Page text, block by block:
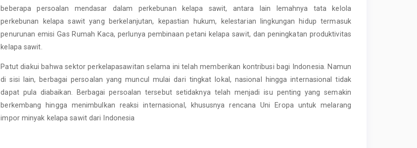
beberapa persoalan mendasar dalam perkebunan kelapa sawit, antara lain lemahnya tata kelola
perkebunan kelapa sawit yang berkelanjutan, kepastian hukum, kelestarian lingkungan hidup termasuk
penurunan emisi Gas Rumah Kaca, perlunya pembinaan petani kelapa sawit, dan peningkatan produktivitas
kelapa sawit.
Patut diakui bahwa sektor perkelapasawitan selama ini telah memberikan kontribusi bagi Indonesia. Namun
di sisi lain, berbagai persoalan yang muncul mulai dari tingkat lokal, nasional hingga internasional tidak
dapat pula diabaikan. Berbagai persoalan tersebut setidaknya telah menjadi isu penting yang semakin
berkembang hingga menimbulkan reaksi internasional, khususnya rencana Uni Eropa untuk melarang
impor minyak kelapa sawit dari Indonesia